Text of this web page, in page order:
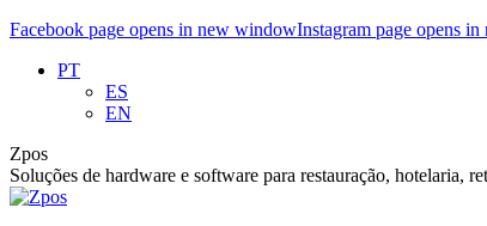
Facebook page opens in new windowInstagram page opens
PT
ES
EN
Zpos
Soluções de hardware e software para restauração, hotelaria,